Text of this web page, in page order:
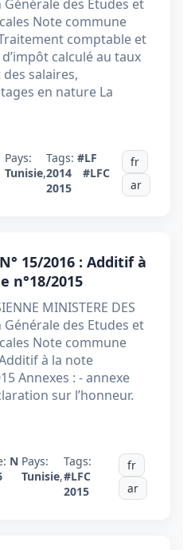
Générale des Etudes et
Note commune
Traitement comptable et
calculé au taux
salaires,
en nature La
Pays:
Tunisie,
Tags:#LF
2014
#LFC
2015
fr
ar
15/2016 : Additif à
n°18/2015
MINISTERE DES
Générale des Etudes et
Note commune
à la note
Annexes : - annexe
sur l’honneur.
N Pays:
Tunisie,
Tags:
#LFC
2015
fr
ar